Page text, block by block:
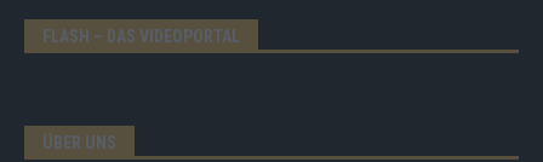
FLASH – DAS VIDEOPORTAL
ÜBER UNS